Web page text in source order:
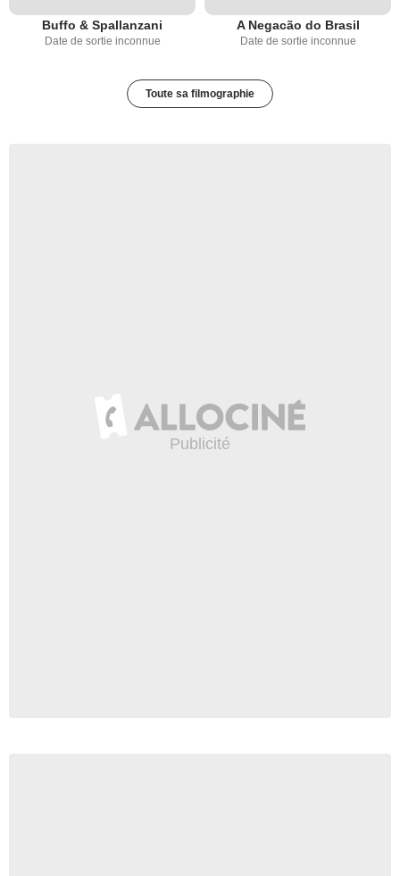
Buffo & Spallanzani
Date de sortie inconnue
A Negacão do Brasil
Date de sortie inconnue
Toute sa filmographie